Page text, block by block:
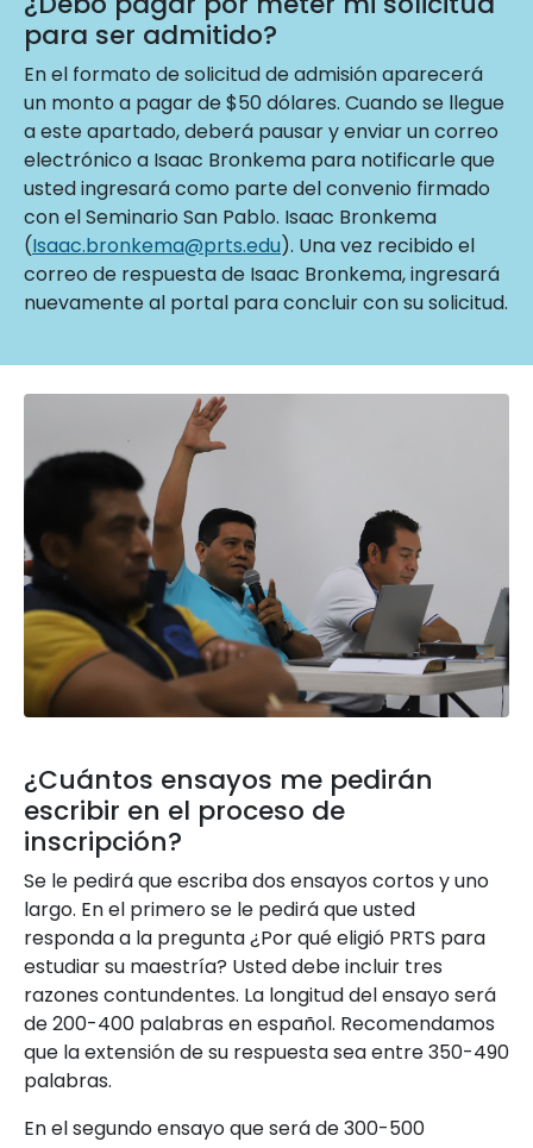
para ser admitido?
En el formato de solicitud de admisión aparecerá
un monto a pagar de $50 dólares. Cuando se llegue
a este apartado, deberá pausar y enviar un correo
electrónico a Isaac Bronkema para notificarle que
usted ingresará como parte del convenio firmado
con el Seminario San Pablo. Isaac Bronkema
(Isaac.bronkema@prts.edu). Una vez recibido el
correo de respuesta de Isaac Bronkema, ingresará
nuevamente al portal para concluir con su solicitud.
¿Cuántos ensayos me pedirán
escribir en el proceso de
inscripción?
Se le pedirá que escriba dos ensayos cortos y uno
largo. En el primero se le pedirá que usted
responda a la pregunta ¿Por qué eligió PRTS para
estudiar su maestría? Usted debe incluir tres
razones contundentes. La longitud del ensayo será
de 200-400 palabras en español. Recomendamos
que la extensión de su respuesta sea entre 350-490
palabras.
En el segundo ensayo que será de 300-500